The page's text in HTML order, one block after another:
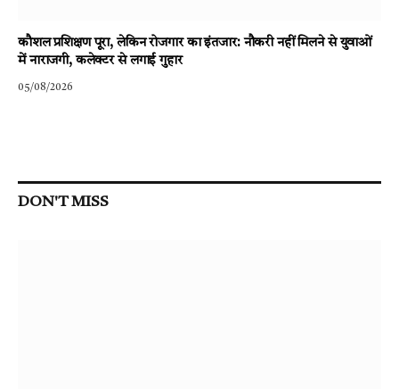
कौशल प्रशिक्षण पूरा, लेकिन रोजगार का इंतजार: नौकरी नहीं मिलने से युवाओं
में नाराजगी, कलेक्टर से लगाई गुहार
05/08/2026
DON'T MISS